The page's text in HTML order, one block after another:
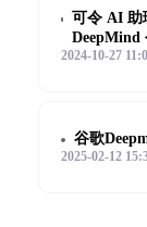
可令 AI 助
DeepMind
框架
2024-10-27
谷歌
2025-02-12